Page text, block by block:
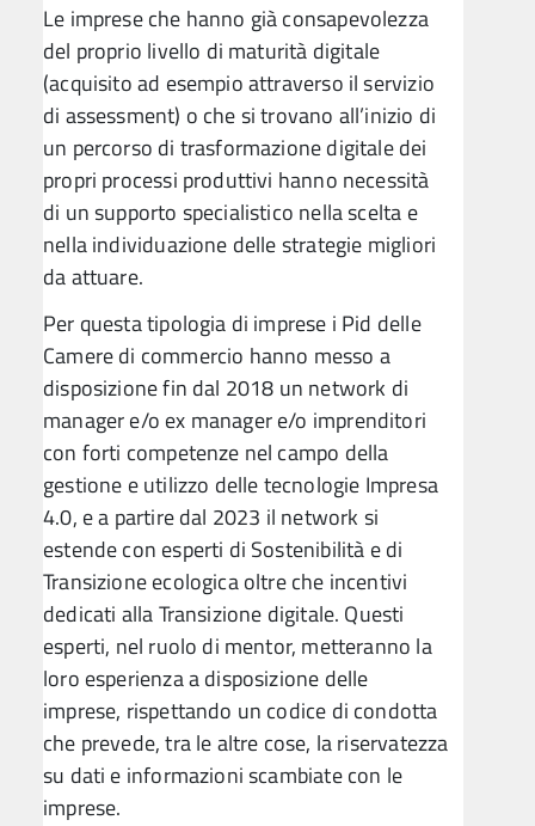
Le imprese che hanno già consapevolezza
del proprio livello di maturità digitale
(acquisito ad esempio attraverso il servizio
di assessment) o che si trovano all’inizio di
un percorso di trasformazione digitale dei
propri processi produttivi hanno necessità
di un supporto specialistico nella scelta e
nella individuazione delle strategie migliori
da attuare.
Per questa tipologia di imprese i Pid delle
Camere di commercio hanno messo a
disposizione fin dal 2018 un network di
manager e/o ex manager e/o imprenditori
con forti competenze nel campo della
gestione e utilizzo delle tecnologie Impresa
4.0, e a partire dal 2023 il network si
estende con esperti di Sostenibilità e di
Transizione ecologica oltre che incentivi
dedicati alla Transizione digitale. Questi
esperti, nel ruolo di mentor, metteranno la
loro esperienza a disposizione delle
imprese, rispettando un codice di condotta
che prevede, tra le altre cose, la riservatezza
su dati e informazioni scambiate con le
imprese.